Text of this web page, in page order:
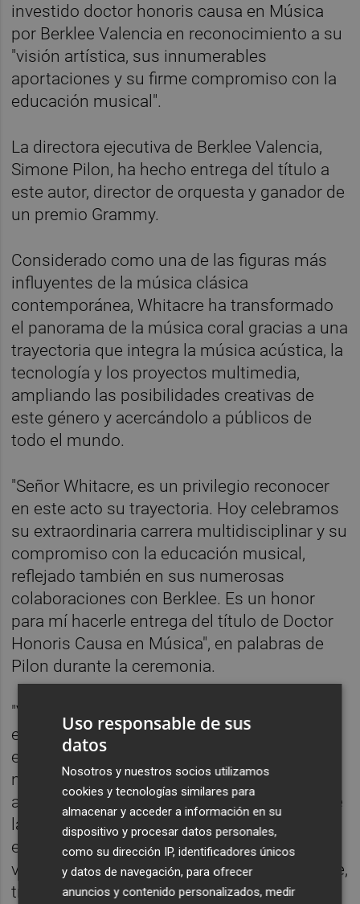
investido doctor honoris causa en Música
por Berklee Valencia en reconocimiento a su
"visión artística, sus innumerables
aportaciones y su firme compromiso con la
educación musical".
La directora ejecutiva de Berklee Valencia,
Simone Pilon, ha hecho entrega del título a
este autor, director de orquesta y ganador de
un premio Grammy.
Considerado como una de las figuras más
influyentes de la música clásica
contemporánea, Whitacre ha transformado
el panorama de la música coral gracias a una
trayectoria que integra la música acústica, la
tecnología y los proyectos multimedia,
ampliando las posibilidades creativas de
este género y acercándolo a públicos de
todo el mundo.
"Señor Whitacre, es un privilegio reconocer
en este acto su trayectoria. Hoy celebramos
su extraordinaria carrera multidisciplinar y su
compromiso con la educación musical,
reflejado también en sus numerosas
colaboraciones con Berklee. Es un honor
para mí hacerle entrega del título de Doctor
Honoris Causa en Música", en palabras de
Pilon durante la ceremonia.
"Vosotros como músicos, tenéis el
extraordinario privilegio de poder llevar ese
espíritu de unión a un mundo que tanto lo
necesita", afirma, por su parte, Whitacre, que
añade a los estudiantes: "Sois guardianes de
la compasión. Sois alquimistas de la
empatía. Vuestra misión, vuestra auténtica
vocación, es ser la nave que, generosamente,
transporte a quienes lo deseen a través del
Uso responsable de sus
datos
Nosotros y nuestros socios utilizamos
cookies y tecnologías similares para
almacenar y acceder a información en su
dispositivo y procesar datos personales,
como su dirección IP, identificadores únicos
y datos de navegación, para ofrecer
anuncios y contenido personalizados, medir